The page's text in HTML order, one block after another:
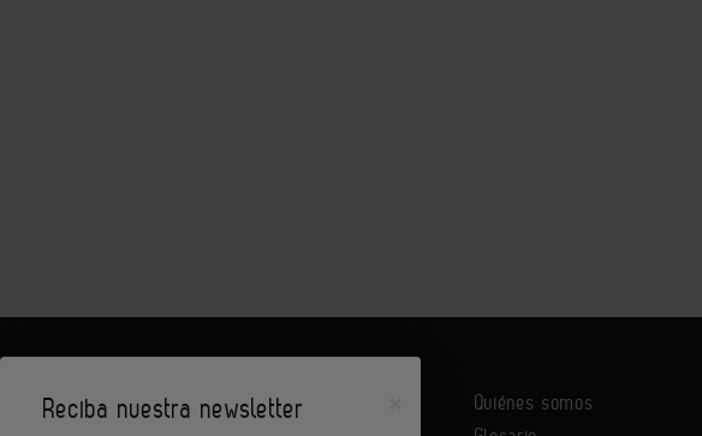
Quiénes somos
Reciba nuestra newsletter